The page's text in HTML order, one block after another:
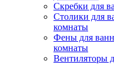
Скребки для
Столики для
комнаты
Фены для
комнаты
Вентиляторы